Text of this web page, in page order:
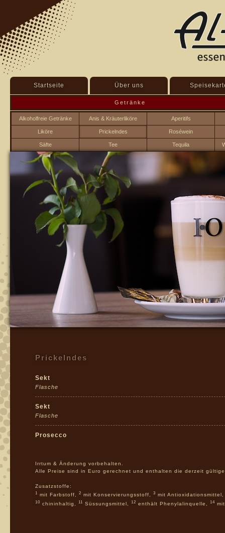
Startseite Über uns
Getränke
Alkoholfreie Getränke Anis & Kräuterliköre Aperitifs
Liköre Prickelndes Roséwein
Säfte Tee Tequila
Prickelndes
Sekt
Flasche
Sekt
Flasche
Prosecco
Irrtum & Änderung vorbehalten.
Alle Preise sind in Euro gerechnet und enthalten die derzeit
Zusatzstoffe:
1 mit Farbstoff, 2 mit Konservierungsstoff, 3 mit
10 chininhaltig, 11 Süssungsmittel, 12 enthält Phenylalinquelle, 14